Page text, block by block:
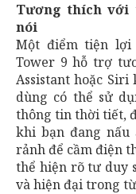
Tương thích với
nói
Một điểm tiện lợi
Tower 9 hỗ trợ
Assistant hoặc
dùng có thể sử
thông tin thời tiết,
khi bạn đang nấu
rảnh để cầm điện
thể hiện rõ tư duy
và hiện đại trong